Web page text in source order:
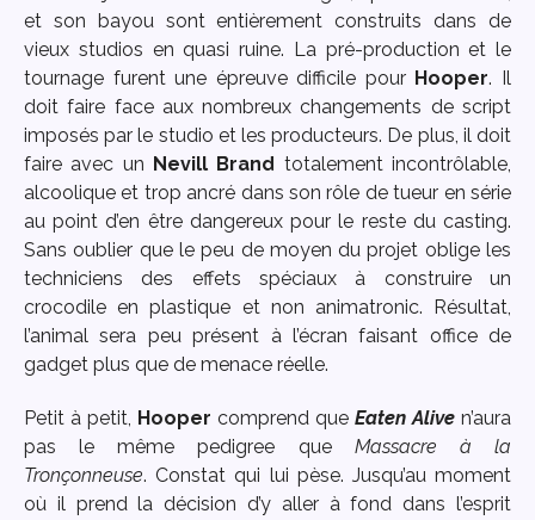
et son bayou sont entièrement construits dans de
vieux studios en quasi ruine. La pré-production et le
tournage furent une épreuve difficile pour Hooper. Il
doit faire face aux nombreux changements de script
imposés par le studio et les producteurs. De plus, il doit
faire avec un Nevill Brand totalement incontrôlable,
alcoolique et trop ancré dans son rôle de tueur en série
au point d’en être dangereux pour le reste du casting.
Sans oublier que le peu de moyen du projet oblige les
techniciens des effets spéciaux à construire un
crocodile en plastique et non animatronic. Résultat,
l’animal sera peu présent à l’écran faisant office de
gadget plus que de menace réelle.
Petit à petit, Hooper comprend que Eaten Alive n’aura
pas le même pedigree que Massacre à la
Tronçonneuse. Constat qui lui pèse. Jusqu’au moment
où il prend la décision d’y aller à fond dans l’esprit